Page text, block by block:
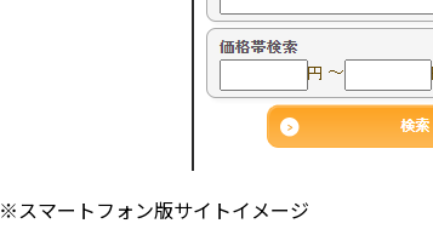
※スマートフォン版サイトイメージ